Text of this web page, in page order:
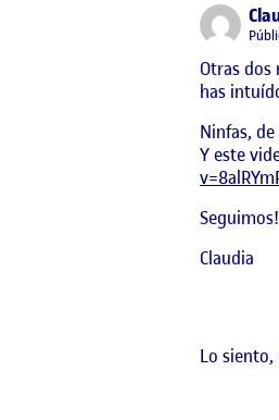
Otras
has
Ninfas,
Y este
Seguimos!
Claudia
Lo siento,